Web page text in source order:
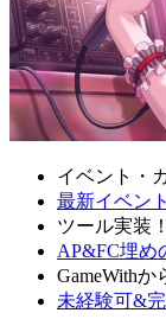
イベント・
最新イベン
ツール実装！
AP&FC埋め
GameWith
未経験可&